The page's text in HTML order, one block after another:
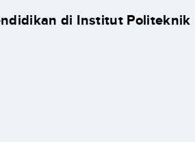
di Institut Politeknik